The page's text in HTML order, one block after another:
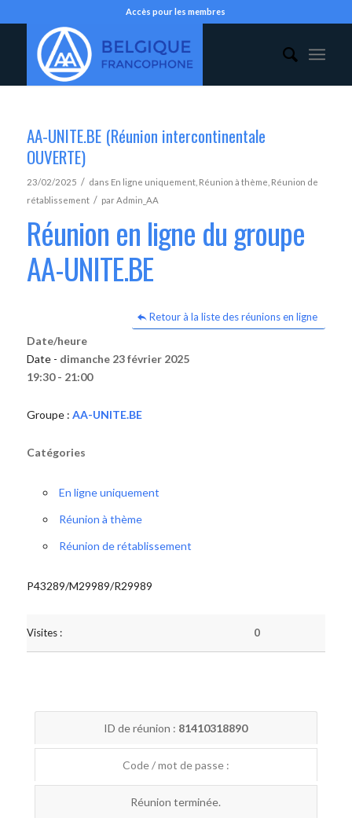
Accès pour les membres
AA-UNITE.BE (Réunion intercontinentale
OUVERTE)
23/02/2025 / dans En ligne uniquement, Réunion à thème Réunion de
rétablissement / parAdmin_AA
Réunion en ligne du groupe
AA-UNITE.BE
Retour à la liste des réunions en ligne
Date/heure
Date - dimanche 23 février 2025
19:30 - 21:00
Groupe : AA-UNITE.BE
Catégories
En ligne uniquement
Réunion à thème
Réunion de rétablissement
P43289/M29989/R29989
Visites : 0
ID de réunion : 81410318890
Code / mot de passe :
Réunion terminée.